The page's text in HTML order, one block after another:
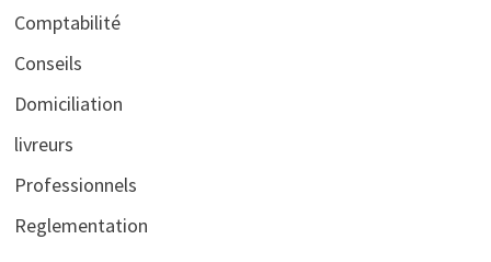
Comptabilité
Conseils
Domiciliation
livreurs
Professionnels
Reglementation